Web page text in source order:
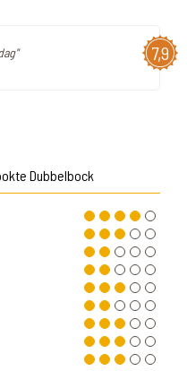
7,9
Dubbelbock